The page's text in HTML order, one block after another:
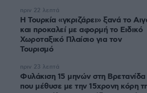
Η Τουρκία «γκριζάρει» ξανά το
και προκαλεί με αφορμή το Ειδικό
Χωροταξικό Πλαίσιο για τον
Τουρισμό
πριν 22 λεπτά
Φυλάκιση 15 μηνών στη Βρετανίδα
που μέθυσε με την 15χρονη κόρη
πριν 23 λεπτά